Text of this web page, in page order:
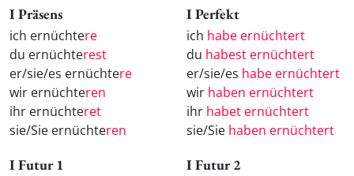
I Präsens
ich ernüchtere
du ernüchterest
er/sie/es ernüchtere
wir ernüchteren
ihr ernüchteret
sie/Sie ernüchteren
I Perfekt
ich habe ernüchtert
du habest ernüchtert
er/sie/es habe ernüchtert
wir haben ernüchtert
ihr habet ernüchtert
sie/Sie haben ernüchtert
I Futur 1 I Futur 2